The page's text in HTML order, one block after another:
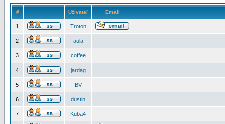
# Užívateľ Email
1 Troton
2 aula
3 coffee
4 jardag
5 BV
6 dustin
7 Kuba4